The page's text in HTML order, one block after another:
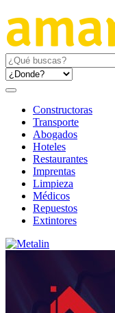
Constructoras
Transporte
Abogados
Hoteles
Restaurantes
Imprentas
Limpieza
Médicos
Repuestos
Extintores